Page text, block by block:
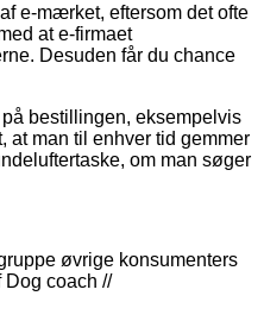
e-mærket, eftersom det ofte
at e-firmaet
Desuden får du chance
bestillingen, eksempelvis
at man til enhver tid gemmer
om man søger
øvrige konsumenters
Dog coach //